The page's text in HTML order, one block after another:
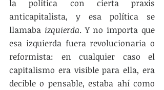
la política con cierta praxis
anticapitalista, y esa política se
llamaba izquierda. Y no importa que
esa izquierda fuera revolucionaria o
reformista: en cualquier caso el
capitalismo era visible para ella, era
decible o pensable, estaba ahí como